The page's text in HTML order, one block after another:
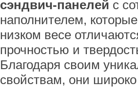
сэндвич-панелей с
наполнителем,
низком весе
прочностью и
Благодаря своим
свойствам, они широко